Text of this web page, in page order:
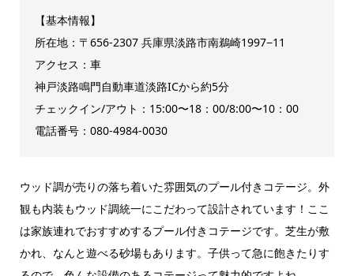
【基本情報】
所在地：〒656-2307 兵庫県淡路市南鵜崎1997−11
アクセス：車
神戸淡路鳴門自動車道淡路ICから約5分
チェックイン/アウト：15:00〜18：00/8:00〜10：00
電話番号：080-4984-0030
ウッド調が売りの落ち着いた雰囲気のプール付きコテージ。外
観も内装もウッド調統一にこだわって設計されています！ここ
は家族連れでおすすめするプール付きコテージです。芝生が敷
かれ、なんと遊べる砂場もあります。子供って急に飽きたりす